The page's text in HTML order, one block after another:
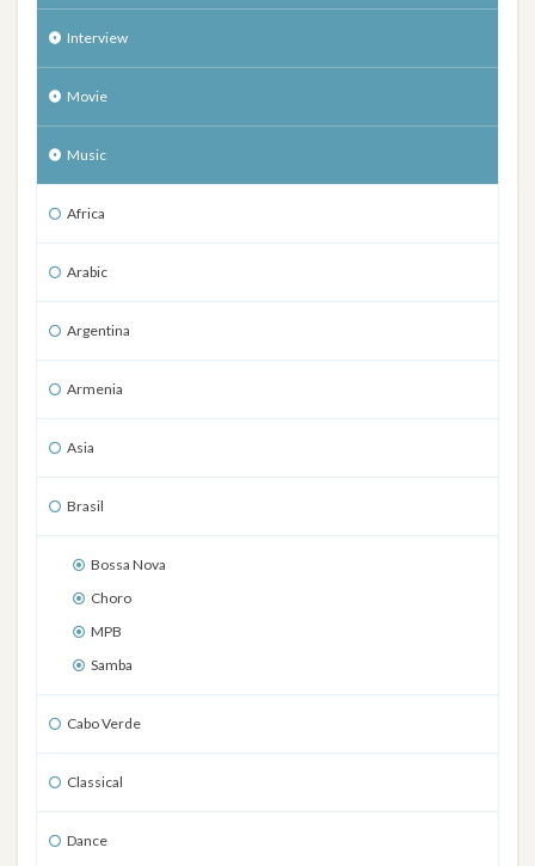
Interview
Movie
Music
Africa
Arabic
Argentina
Armenia
Asia
Brasil
Bossa Nova
Choro
MPB
Samba
Cabo Verde
Classical
Dance